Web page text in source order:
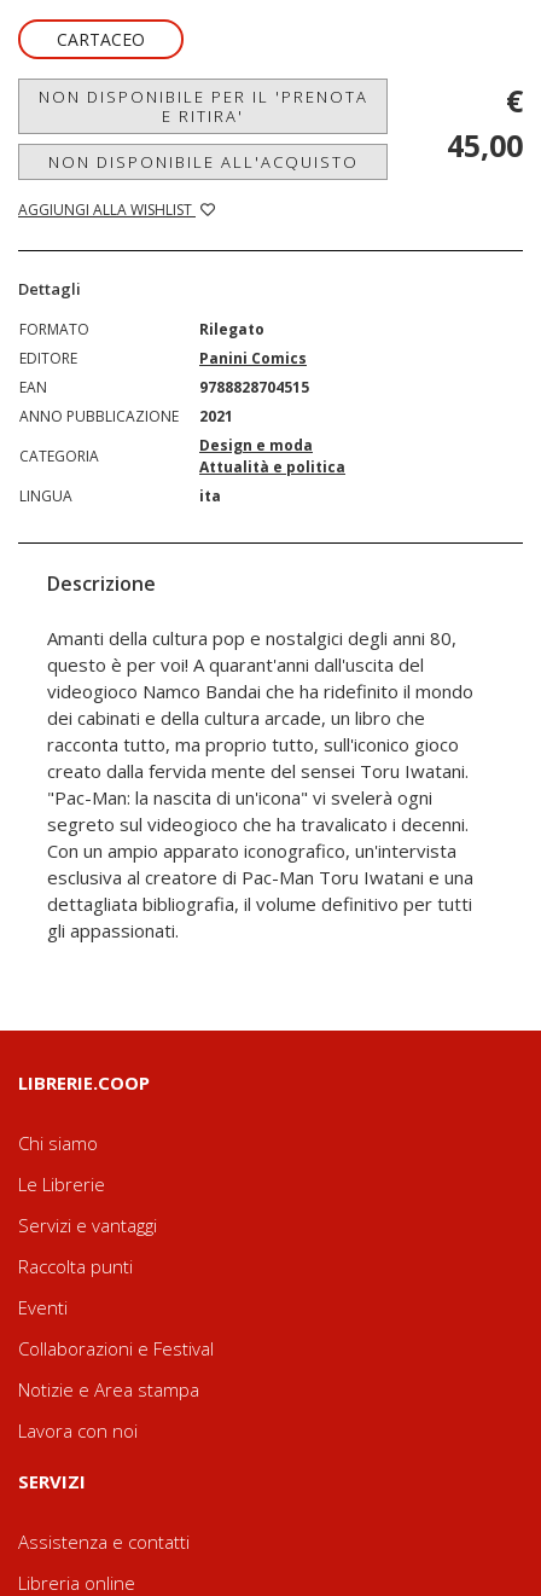
CARTACEO
NON DISPONIBILE PER IL 'PRENOTA
E RITIRA'
NON DISPONIBILE ALL'ACQUISTO
AGGIUNGI ALLA WISHLIST
€
45,00
Dettagli
FORMATO
Rilegato
EDITORE
Panini Comics
EAN
9788828704515
ANNO PUBBLICAZIONE
2021
CATEGORIA
Design e moda
Attualità e politica
LINGUA
ita
Descrizione
Amanti della cultura pop e nostalgici degli anni 80,
questo è per voi! A quarant'anni dall'uscita del
videogioco Namco Bandai che ha ridefinito il mondo
dei cabinati e della cultura arcade, un libro che
racconta tutto, ma proprio tutto, sull'iconico gioco
creato dalla fervida mente del sensei Toru Iwatani.
"Pac-Man: la nascita di un'icona" vi svelerà ogni
segreto sul videogioco che ha travalicato i decenni.
Con un ampio apparato iconografico, un'intervista
esclusiva al creatore di Pac-Man Toru Iwatani e una
dettagliata bibliografia, il volume definitivo per tutti
gli appassionati.
LIBRERIE.COOP
Chi siamo
Le Librerie
Servizi e vantaggi
Raccolta punti
Eventi
Collaborazioni e Festival
Notizie e Area stampa
Lavora con noi
SERVIZI
Assistenza e contatti
Libreria online